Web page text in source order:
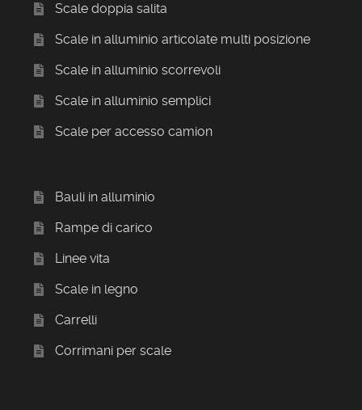
Scale doppia salita
Scale in alluminio articolate multi posizione
Scale in alluminio scorrevoli
Scale in alluminio semplici
Scale per accesso camion
Bauli in alluminio
Rampe di carico
Linee vita
Scale in legno
Carrelli
Corrimani per scale